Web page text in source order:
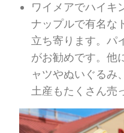
ワイメアでハイキ
ナップルで有名な
立ち寄ります。パ
がお勧めです。他
ャツやぬいぐるみ
土産もたくさん売